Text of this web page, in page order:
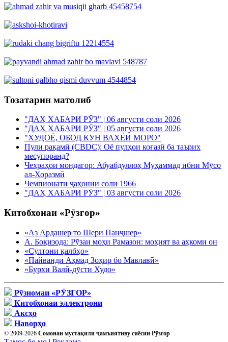
Тозатарин матолиб
"ДАҲ ХАБАРИ РӮЗ" | 06 августи соли 2026
"ДАҲ ХАБАРИ РӮЗ" | 05 августи соли 2026
"ХУДОЁ, ОБОД КУН ВАХЁИ МОРО"
Пули рақамӣ (CBDC): Оё пулҳои коғазӣ ба таърих
месупоранд?
Чеҳраҳои мондагор: Абуабдуллоҳ Муҳаммад ибни Мӯсо
ал-Хоразмӣ
Чемпионати ҷаҳонии соли 1966
"ДАҲ ХАБАРИ РӮЗ" | 03 августи соли 2026
Китобхонаи «Рӯзгор»
«Аз Ардашер то Шери Панҷшер»
А. Боқизода: Рӯзаи моҳи Рамазон: моҳият ва аҳкоми он
«Султони қалбҳо»
«Пайванди Аҳмад Зоҳир бо Мавлавӣ»
«Бурхи Валӣ-дӯсти Худо»
Рӯзномаи «РӮЗГОР»
Китобхонаи эллектрони
Аксҳо
Наворҳо
© 2009-2026 Сомонаи мустақили ҷамъиятиву сиёсии Рӯзгор